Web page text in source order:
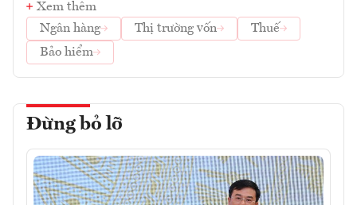
Xem thêm
Ngân hàng
Thị trường vốn
Thuế
Bảo hiểm
Đừng bỏ lỡ